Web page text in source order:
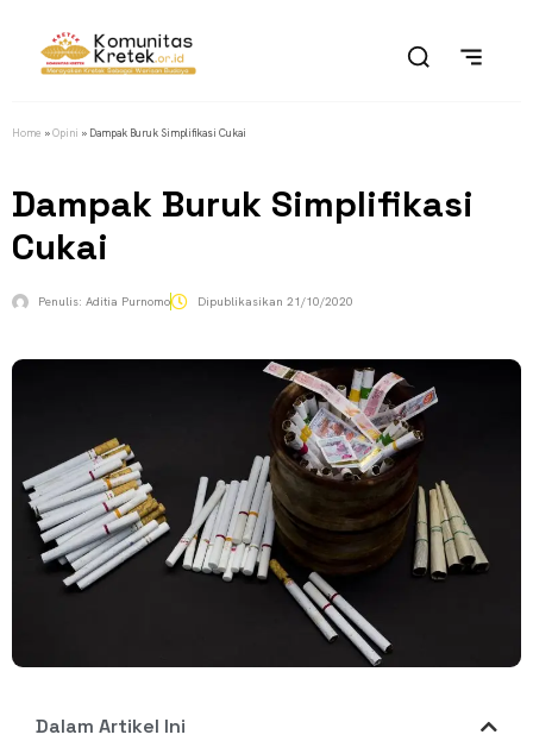
Home »Opini » Dampak Buruk Simplifikasi Cukai
Dampak Buruk Simplifikasi
Cukai
Penulis: Aditia Purnomo Dipublikasikan 21/10/2020
Dalam Artikel Ini